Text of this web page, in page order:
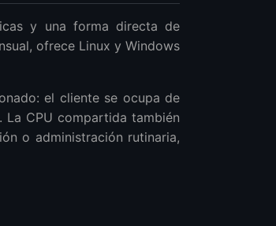
y una forma directa de
ofrece Linux y Windows
el cliente se ocupa de
La CPU compartida también
o administración rutinaria,